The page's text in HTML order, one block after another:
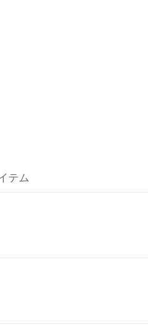
テム